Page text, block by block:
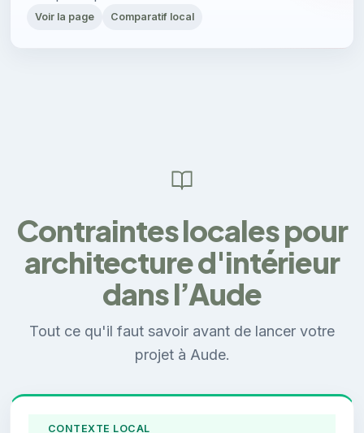
Voir la page Comparatif local
Contraintes locales pour
architecture d'intérieur
dans l’Aude
Tout ce qu'il faut savoir avant de lancer votre
projet à Aude.
CONTEXTE LOCAL